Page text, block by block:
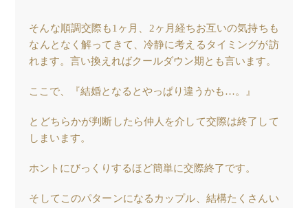
そんな順調交際も1ヶ月、2ヶ月経ちお互いの気持ちも
なんとなく解ってきて、冷静に考えるタイミングが訪
れます。言い換えればクールダウン期とも言います。
ここで、『結婚となるとやっぱり違うかも…。』
とどちらかが判断したら仲人を介して交際は終了して
しまいます。
ホントにびっくりするほど簡単に交際終了です。
そしてこのパターンになるカップル、結構たくさんい